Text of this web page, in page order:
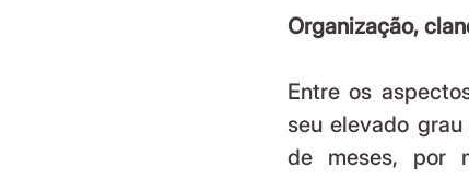
Organização,
Entre os
seu elevado
de meses, por